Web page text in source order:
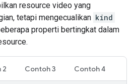
resource video yang
tetapi mengecualikan kind
properti bertingkat dalam
2 Contoh 3 Contoh 4